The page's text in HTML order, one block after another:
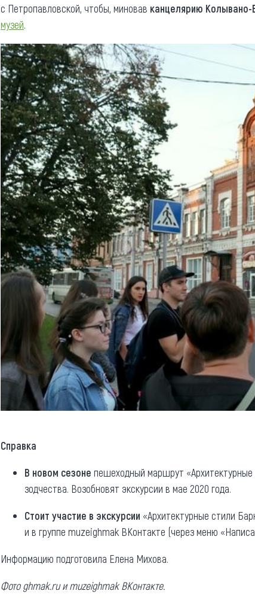
с Петропавловской, чтобы, миновав канцелярию Колывано-
музей.
Справка
В новом сезоне пешеходный маршрут
зодчества. Возобновят экскурсии в мае 2020 года.
Стоит участие в экскурсии «Архитектурные стили
и в группе muzeighmak ВКонтакте (через меню
Информацию подготовила Елена Михова.
Фото ghmak.ru и muzeighmak ВКонтакте.